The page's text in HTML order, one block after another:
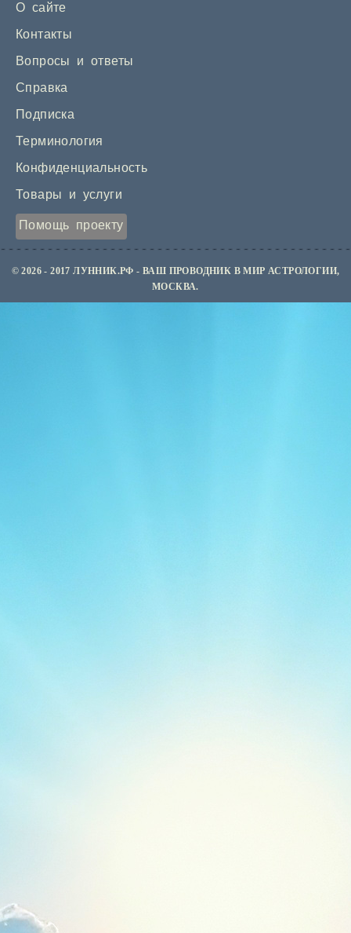
О сайте
Контакты
Вопросы и ответы
Справка
Подписка
Терминология
Конфиденциальность
Товары и услуги
Помощь проекту
© 2026 - 2017 ЛУННИК.РФ - ВАШ ПРОВОДНИК В МИР АСТРОЛОГИИ,
МОСКВА.